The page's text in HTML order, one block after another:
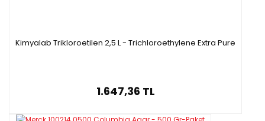
Kimyalab Trikloroetilen 2,5 L - Trichloroethylene Extra Pure
1.647,36 TL